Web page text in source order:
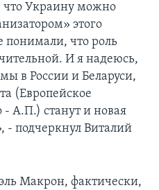
что Украину можно
этого
понимали, что роль
И я надеюсь,
в России и Беларуси,
(Европейское
- А.П.) станут и новая
- подчеркнул Виталий
Макрон, фактически,